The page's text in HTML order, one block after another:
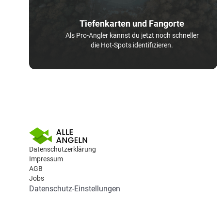
Tiefenkarten und Fangorte
Als Pro-Angler kannst du jetzt noch schneller
die Hot-Spots identifizieren.
Datenschutzerklärung
Impressum
AGB
Jobs
Datenschutz-Einstellungen